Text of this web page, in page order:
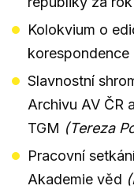
Kolokvium o
korespondence
Slavnostní
Archivu AV ČR
TGM (Tereza
Pracovní
Akademie věd